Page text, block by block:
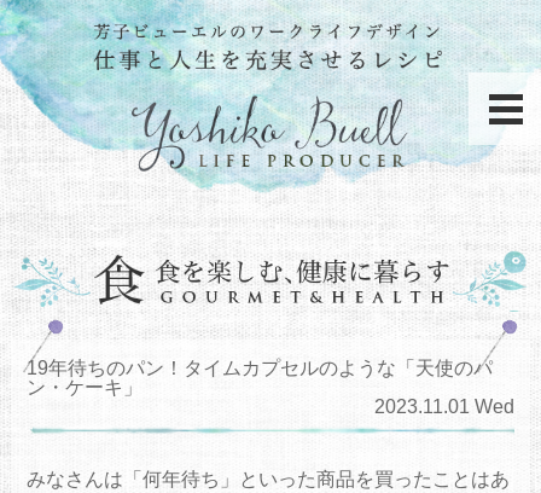
19年待ちのパン！タイムカプセルのような「天使のパ
ン・ケーキ」
2023.11.01 Wed
みなさんは「何年待ち」といった商品を買ったことはあ